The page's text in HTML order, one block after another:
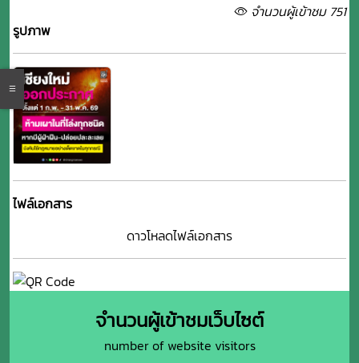
จำนวนผู้เข้าชม 751
รูปภาพ
ไฟล์เอกสาร
ดาวโหลดไฟล์เอกสาร
จำนวนผู้เข้าชมเว็บไซต์
number of website visitors